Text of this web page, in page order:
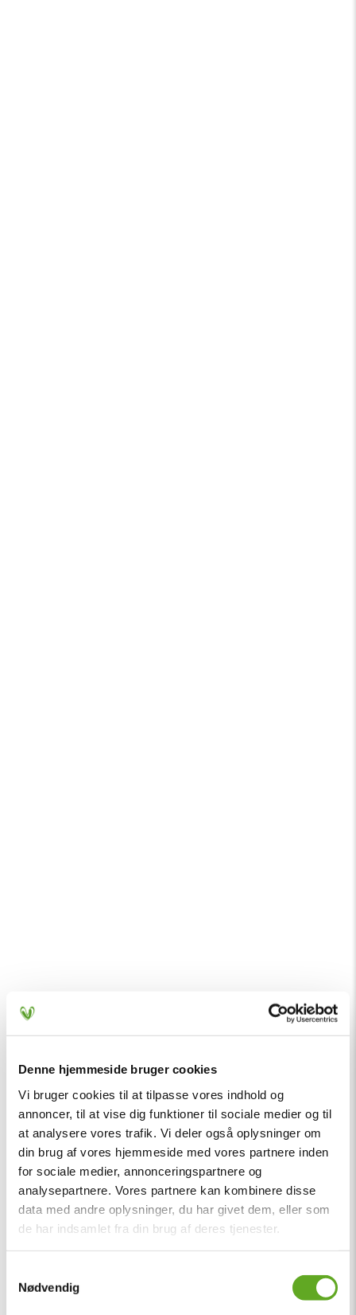
Denne hjemmeside bruger cookies
Vi bruger cookies til at tilpasse vores indhold og
annoncer, til at vise dig funktioner til sociale medier og til
at analysere vores trafik. Vi deler også oplysninger om
din brug af vores hjemmeside med vores partnere inden
for sociale medier, annonceringspartnere og
analysepartnere. Vores partnere kan kombinere disse
data med andre oplysninger, du har givet dem, eller som
de har indsamlet fra din brug af deres tjenester.
Nødvendig